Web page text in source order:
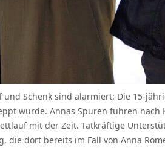
Schenk sind alarmiert: Die 15-
wurde. Annas Spuren führen
mit der Zeit. Tatkräftige
die dort bereits im Fall von Anna